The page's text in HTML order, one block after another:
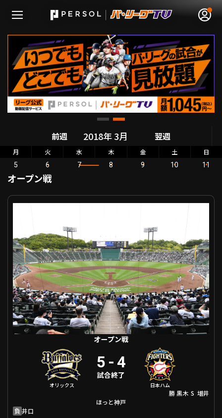
無料アカウント登録 ログイン
HOME
日程･結果
順位表･成績
ファーム東地区
ファーム中地区
ファーム西地区
交流戦
選手名鑑トップ
北海道日本ハムファイターズ
東北楽天ゴールデンイーグルス
埼玉西武ライオンズ
千葉ロッテマリーンズ
オリックス・バファローズ
福岡ソフトバンクホークス
ニュース
設定
前週 翌週
月 火 水 木 金 土 日
5 6 7 8 9 10 11
オープン戦
オープン戦 オリックス VS 北海道日本ハム
オープン戦
オリックス
5 -4
試合終了
日本ハム
勝黒木 S 増井
ほっと神戸
負 井口